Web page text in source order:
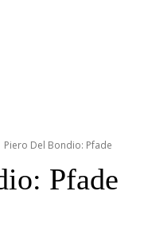
Piero Del Bondio: Pfade
Pfade